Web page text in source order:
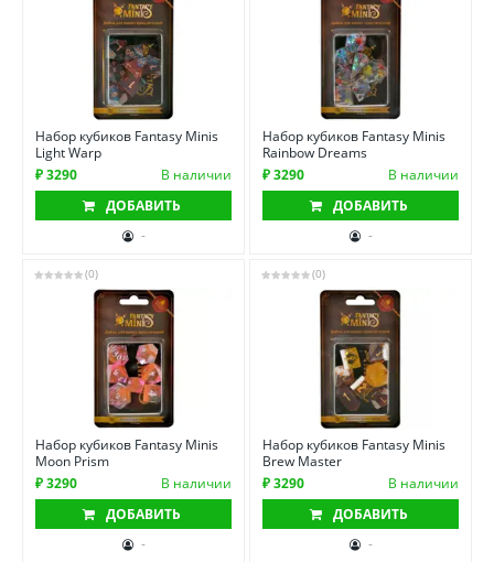
Набор кубиков Fantasy Minis
Light Warp
₽ 3290
В наличии
ДОБАВИТЬ
-
Набор кубиков Fantasy Minis
Rainbow Dreams
₽ 3290
В наличии
ДОБАВИТЬ
-
(0)
Набор кубиков Fantasy Minis
Moon Prism
₽ 3290
В наличии
ДОБАВИТЬ
-
(0)
Набор кубиков Fantasy Minis
Brew Master
₽ 3290
В наличии
ДОБАВИТЬ
-